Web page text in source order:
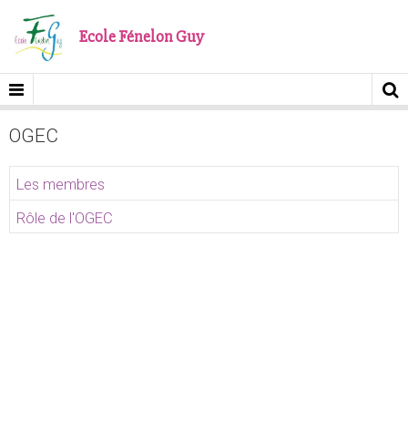
Ecole Fénelon Guy
OGEC
Les membres
Rôle de l'OGEC